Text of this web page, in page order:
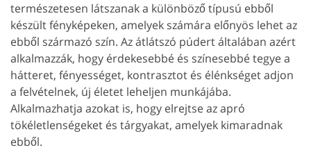
természetesen látszanak a különböző típusú ebből
készült fényképeken, amelyek számára előnyös lehet az
ebből származó szín. Az átlátszó púdert általában azért
alkalmazzák, hogy érdekesebbé és színesebbé tegye a
hátteret, fényességet, kontrasztot és élénkséget adjon
a felvételnek, új életet leheljen munkájába.
Alkalmazhatja azokat is, hogy elrejtse az apró
tökéletlenségeket és tárgyakat, amelyek kimaradnak
ebből.